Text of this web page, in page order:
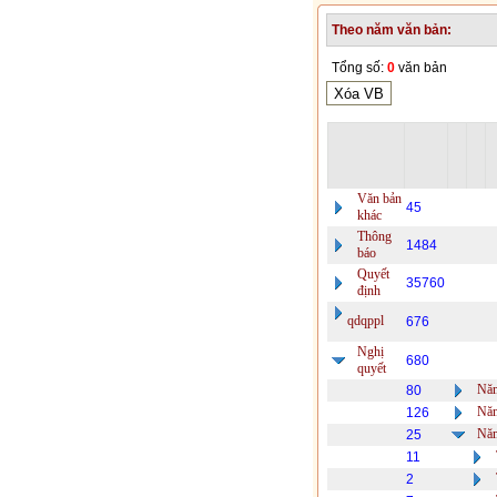
Theo năm văn bản:
Tổng số: 0 văn bản
Văn bản
khác
45
Thông
báo
1484
Quyết
định
35760
qdqppl
676
Nghị
quyết
680
80
126
25
11
2